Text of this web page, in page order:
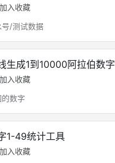
加入收藏
/测试数据
生成1到10000阿拉伯数字
加入收藏
数字
1-49统计工具
加入收藏